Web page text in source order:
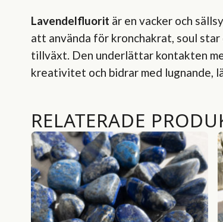
Lavendelfluorit är en vacker och
att använda för kronchakrat, soul
tillväxt. Den underlättar kontakten
kreativitet och bidrar med lugnande,
RELATERADE